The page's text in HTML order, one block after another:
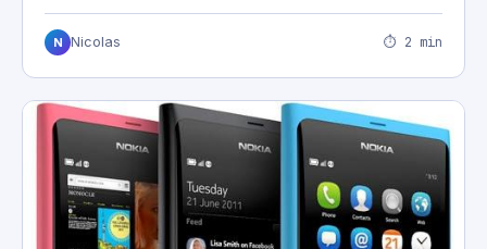
N Nicolas ⏱ 2 min